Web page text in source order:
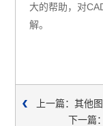
大的帮助，对
解。
上一篇：其他
下一篇